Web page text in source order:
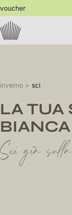
to
content
voucher
inverno sci
LA TUA
Sei già